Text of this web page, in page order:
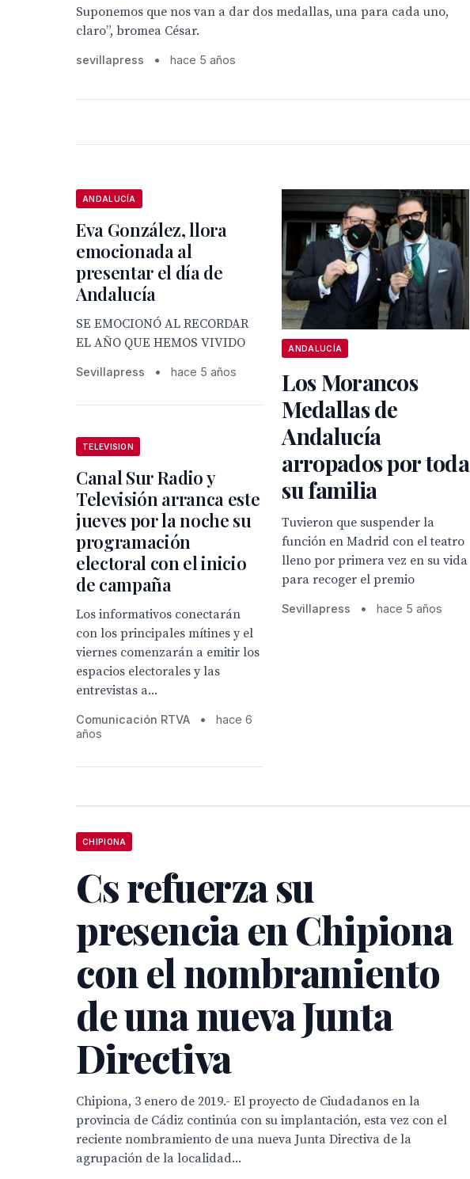
Suponemos que nos van a dar dos medallas, una para cada uno,
claro”, bromea César.
sevillapress • hace 5 años
ANDALUCÍA
Eva González, llora
emocionada al
presentar el día de
Andalucía
SE EMOCIONÓ AL RECORDAR
EL AÑO QUE HEMOS VIVIDO
Sevillapress • hace 5 años
ANDALUCÍA
Los Morancos
Medallas de
Andalucía
arropados por toda
su familia
Tuvieron que suspender la
función en Madrid con el teatro
lleno por primera vez en su vida
para recoger el premio
Sevillapress • hace 5 años
TELEVISION
Canal Sur Radio y
Televisión arranca este
jueves por la noche su
programación
electoral con el inicio
de campaña
Los informativos conectarán
con los principales mítines y el
viernes comenzarán a emitir los
espacios electorales y las
entrevistas a...
Comunicación RTVA •
hace 6
años
CHIPIONA
Cs refuerza su
presencia en Chipiona
con el nombramiento
de una nueva Junta
Directiva
Chipiona, 3 enero de 2019.- El proyecto de Ciudadanos en la
provincia de Cádiz continúa con su implantación, esta vez con el
reciente nombramiento de una nueva Junta Directiva de la
agrupación de la localidad...